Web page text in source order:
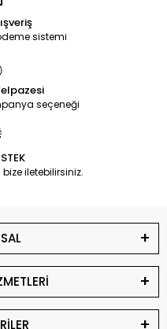
sistemi
seçeneği
iletebilirsiniz.